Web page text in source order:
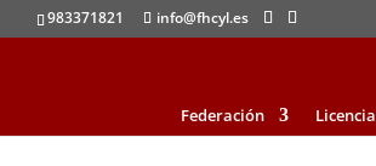
983371821 info@fhcyl.es
Federación